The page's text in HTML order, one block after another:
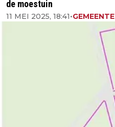
de moestuin
11 MEI 2025, 18:41•GEMEENTE